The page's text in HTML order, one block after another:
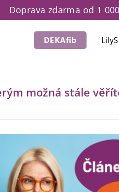
Doprava zdarma od 1
DEKAfib
možná stále